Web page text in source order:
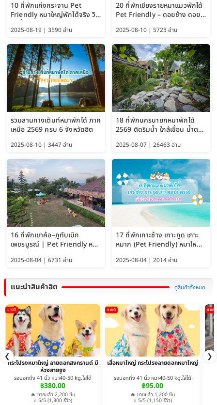
10 ที่พักแก่งกระจาน Pet
Friendly หมาใหญ่พักได้จริง วิว
2025-08-19 | 3590 อ่าน
20 ที่พักเชียงรายหมาแมวพักได้
Pet Friendly – ดอยช้าง ดอย
2025-08-10 | 5723 อ่าน
รวมลานกางเต็นท์หมาพักได้ ภาค
เหนือ 2569 ครบ 6 จังหวัดฮิต
2025-08-10 | 3447 อ่าน
18 ที่พักนครนายกหมาพักได้
2569 ติดริมน้ำ ใกล้เขื่อน น้ำตก
Pet Friendly และหมาใหญ่พัก
ได้
2025-08-07 | 26463 อ่าน
16 ที่พักเขาค้อ–ภูทับเบิก
เพชรบูรณ์ | Pet Friendly หมา
2025-08-04 | 6731 อ่าน
17 ที่พักเกาะช้าง เกาะกูด เกาะ
หมาก (Pet Friendly) หมาใหญ่
2025-08-04 | 2014 อ่าน
แนะนำสินค้าฮิต ดูสินค้าทั้งหมด
❮ ❯
ขายดี
กระโปรงหมาใหญ่ ลายดอกสงกรานต์ มี
ห่วงสายจูง
รอบอกถึง 41 นิ้ว หมา40-50 kg.ใส่ได้
฿380.00
🔥 ขายแล้ว 2,200 ชิ้น
⭐ 5/5 (1,300 รีวิว)
ขายดี
เสื้อหมาใหญ่ กระโปรงลายดอกหมาใหญ่
รอบอกถึง 41 นิ้ว หมา40-50 kg.ใส่ได้
฿95.00
🔥 ขายแล้ว 1,200 ชิ้น
⭐ 5/5 (1,150 รีวิว)
ขายดี